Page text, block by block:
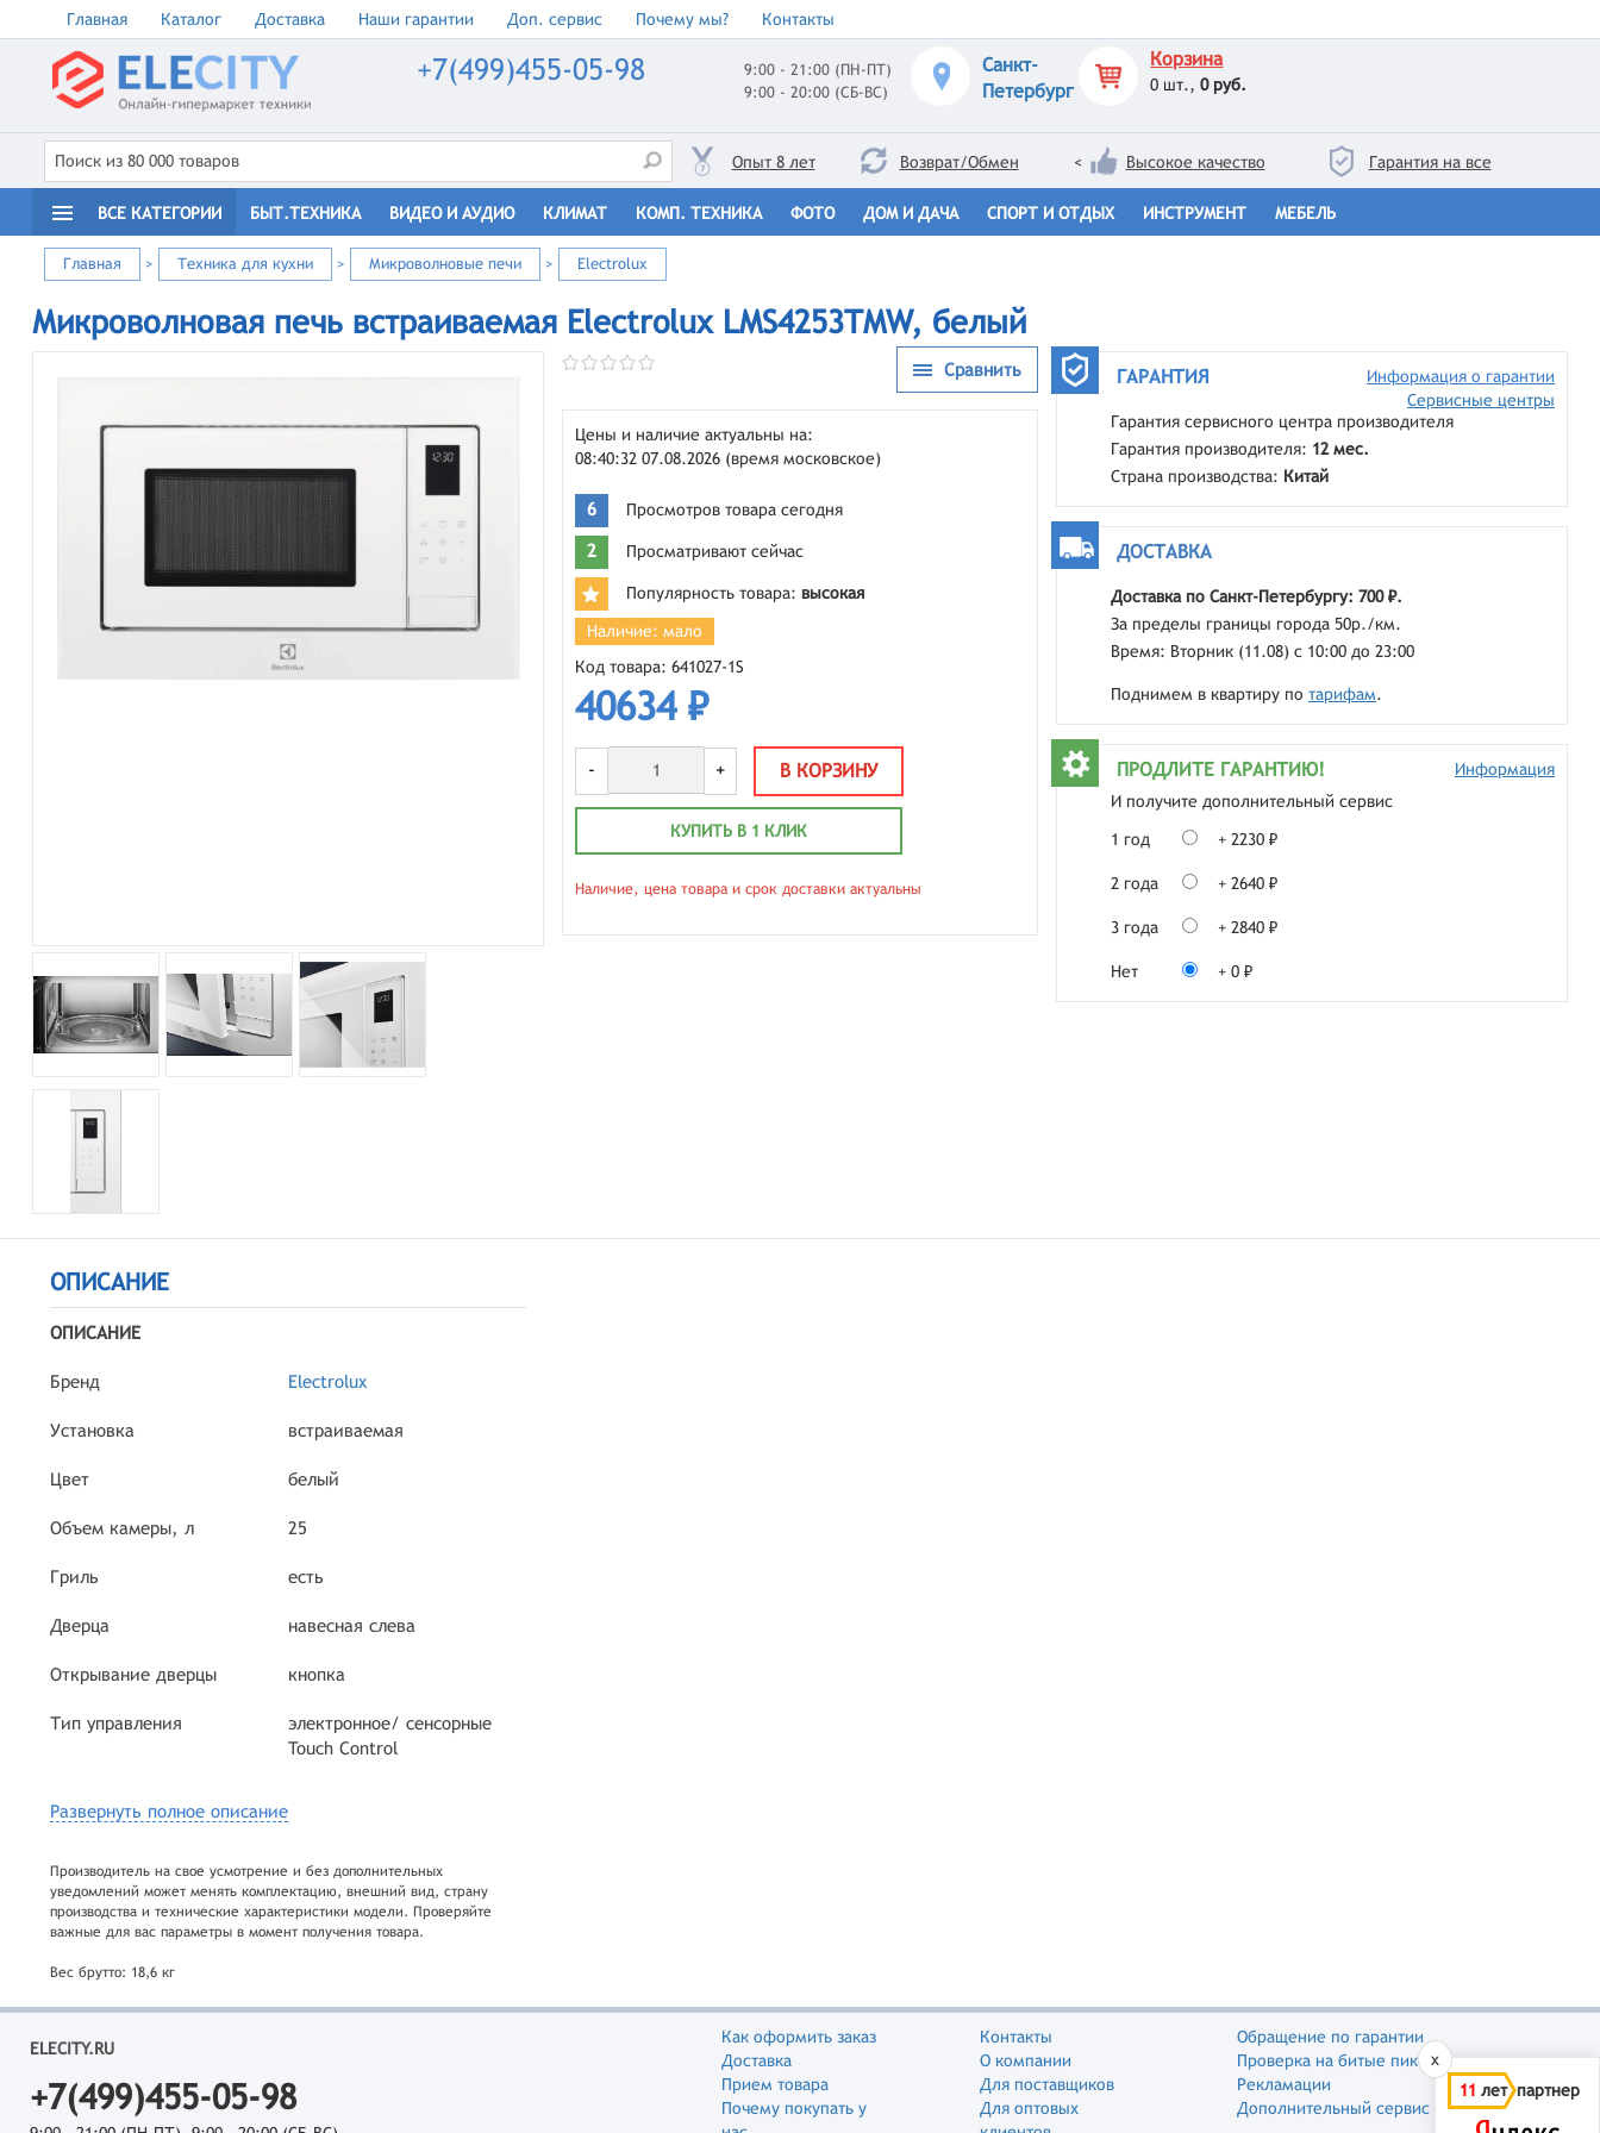
Главная Каталог Доставка Наши гарантии Доп. сервис Почему мы? Контакты
+7(499)455-05-98
9:00 - 21:00 (ПН-ПТ)
9:00 - 20:00 (СБ-ВС)
Санкт-
Петербург
Корзина
0 шт.,0 руб.
Опыт 8 лет Возврат/Обмен < Высокое качество Гарантия на все
ВСЕ КАТЕГОРИИ БЫТ.ТЕХНИКА ВИДЕО И АУДИО КЛИМАТ КОМП. ТЕХНИКА ФОТО ДОМ И ДАЧА СПОРТ И ОТДЫХ ИНСТРУМЕНТ МЕБЕЛЬ
Главная > Техника для кухни > Микроволновые печи > Electrolux
Микроволновая печь встраиваемая Electrolux LMS4253TMW, белый
Сравнить
Цены и наличие актуальны на:
08:40:32 07.08.2026 (время московское)
6 Просмотров товара сегодня
2 Просматривают сейчас
Популярность товара: высокая
Наличие: мало
Код товара: 641027-1S
40634 ₽
- + В КОРЗИНУ
КУПИТЬ В 1 КЛИК
Наличие, цена товара и срок доставки актуальны
ГАРАНТИЯ
Информация о гарантии
Сервисные центры
Гарантия сервисного центра производителя
Гарантия производителя: 12 мес.
Страна производства: Китай
ДОСТАВКА
Доставка по Санкт-Петербургу: 700 ₽.
За пределы границы города 50р./км.
Время: Вторник (11.08) с 10:00 до 23:00
Поднимем в квартиру по тарифам.
ПРОДЛИТЕ ГАРАНТИЮ!
И получите дополнительный сервис
Информация
1 год + 2230 ₽
2 года + 2640 ₽
3 года + 2840 ₽
Нет + 0 ₽
ОПИСАНИЕ
ОПИСАНИЕ
Бренд Electrolux
Установка встраиваемая
Цвет белый
Объем камеры, л 25
Гриль есть
Дверца навесная слева
Открывание дверцы кнопка
Тип управления
электронное/ сенсорные
Touch Control
Развернуть полное описание
Производитель на свое усмотрение и без дополнительных
уведомлений может менять комплектацию, внешний вид, страну
производства и технические характеристики модели. Проверяйте
важные для вас параметры в момент получения товара.
Вес брутто: 18,6 кг
ELECITY.RU
+7(499)455-05-98
Как оформить заказ
Доставка
Прием товара
Почему покупать у
Контакты
О компании
Для поставщиков
Для оптовых
Обращение по гарантии
Проверка на битые пиксели
Рекламации
Дополнительный сервис
x
11 лет партнер